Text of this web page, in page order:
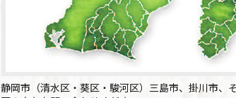
静岡市（清水区・葵区・駿河区）三島市、掛川市、